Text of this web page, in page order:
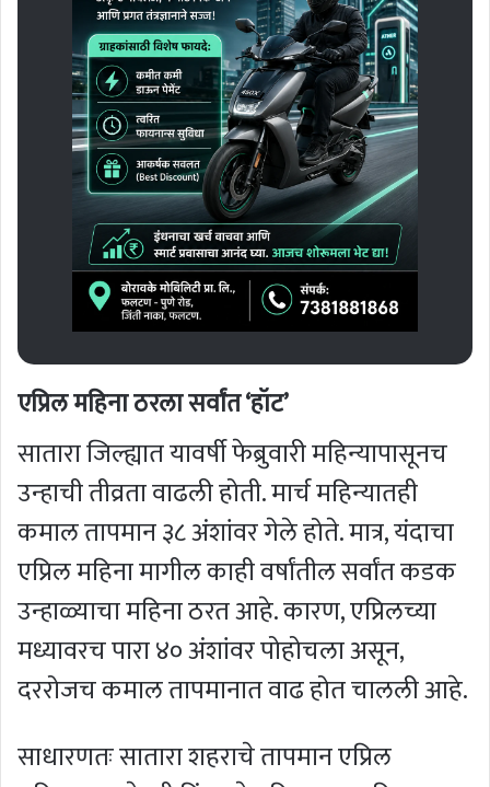
एप्रिल महिना ठरला सर्वांत ‘हॉट’
सातारा जिल्ह्यात यावर्षी फेब्रुवारी महिन्यापासूनच
उन्हाची तीव्रता वाढली होती. मार्च महिन्यातही
कमाल तापमान ३८ अंशांवर गेले होते. मात्र, यंदाचा
एप्रिल महिना मागील काही वर्षांतील सर्वांत कडक
उन्हाळ्याचा महिना ठरत आहे. कारण, एप्रिलच्या
मध्यावरच पारा ४० अंशांवर पोहोचला असून,
दररोजच कमाल तापमानात वाढ होत चालली आहे.
साधारणतः सातारा शहराचे तापमान एप्रिल